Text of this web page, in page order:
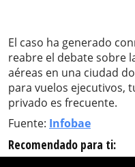
El caso ha generado
reabre el debate sobre
aéreas en una ciudad
para vuelos ejecutivos,
privado es frecuente.
Fuente: Infobae
Recomendado para ti: